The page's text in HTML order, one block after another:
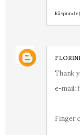
Thank
e-mail:
Finger